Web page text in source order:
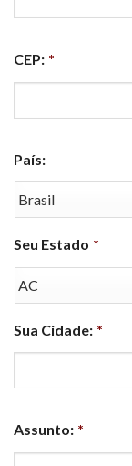
CEP: *
País:
Seu Estado *
Sua Cidade: *
Assunto: *